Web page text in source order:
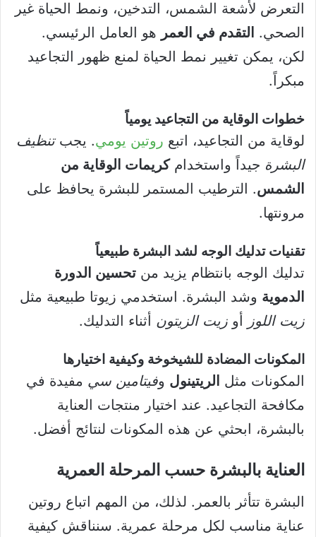
التعرض لأشعة الشمس، التدخين، ونمط الحياة غير
الصحي. التقدم في العمر هو العامل الرئيسي.
لكن، يمكن تغيير نمط الحياة لمنع ظهور التجاعيد
مبكراً.
خطوات الوقاية من التجاعيد يومياً
لوقاية من التجاعيد، اتبع روتين يومي. يجبتنظيف
البشرة جيداً واستخدامكريمات الوقاية من
الشمس. الترطيب المستمر للبشرة يحافظ على
مرونتها.
تقنيات تدليك الوجه لشد البشرة طبيعياً
تدليك الوجه بانتظام يزيد من تحسين الدورة
الدموية وشد البشرة. استخدمي زيوتا طبيعية مثل
زيت اللوز أو زيت الزيتون أثناء التدليك.
المكونات المضادة للشيخوخة وكيفية اختيارها
المكونات مثل الريتينول وفيتامين سي مفيدة في
مكافحة التجاعيد. عند اختيار منتجات العناية
بالبشرة، ابحثي عن هذه المكونات لنتائج أفضل.
العناية بالبشرة حسب المرحلة العمرية
البشرة تتأثر بالعمر. لذلك، من المهم اتباع روتين
عناية مناسب لكل مرحلة عمرية. سنناقش كيفية